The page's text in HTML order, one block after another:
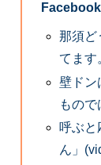
Facebook
那須ど
てます
壁ドン
もので
呼ぶと
ん」